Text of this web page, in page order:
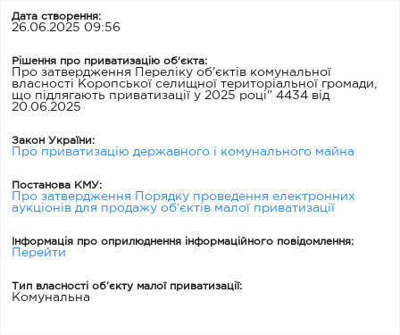
Дата створення:
26.06.2025 09:56
Рішення про приватизацію об'єкта:
Про затвердження Переліку об'єктів комунальної
власності Коропської селищної територіальної громади,
що підлягають приватизації у 2025 році" 4434 від
20.06.2025
Закон України:
Про приватизацію державного і комунального майна
Постанова КМУ:
Про затвердження Порядку проведення електронних
аукціонів для продажу об’єктів малої приватизації
Інформація про оприлюднення інформаційного повідомлення:
Перейти
Тип власності об’єкту малої приватизації:
Комунальна